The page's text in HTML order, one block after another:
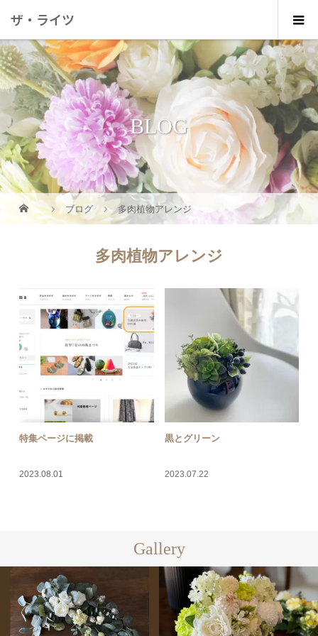
ザ・ライツ
BLOG
ブログ 多肉植物アレンジ
多肉植物アレンジ
特集ページに掲載
2023.08.01
黒とグリーン
2023.07.22
Gallery